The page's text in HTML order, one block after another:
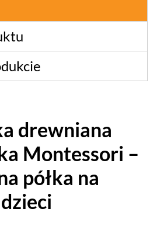
drewniana
Montessori –
półka na